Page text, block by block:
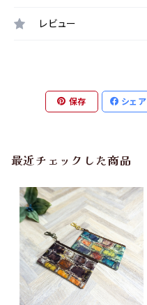
レビュー
保存 シェア
最近チェックした商品